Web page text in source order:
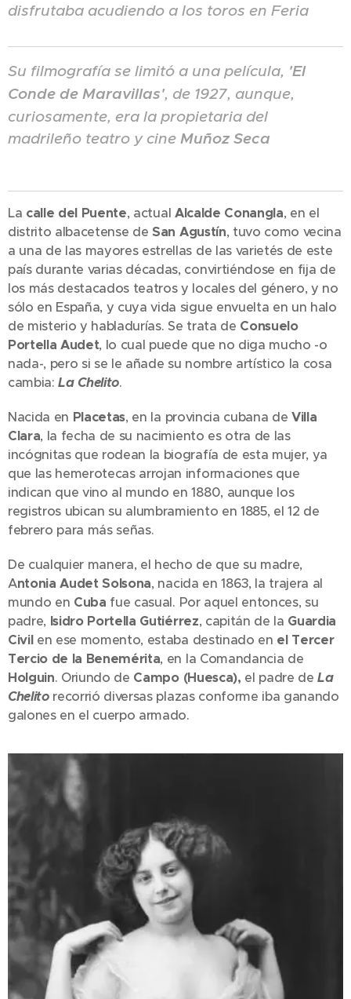
disfrutaba acudiendo a los toros en Feria
Su filmografía se limitó a una película, 'El
Conde de Maravillas', de 1927, aunque,
curiosamente, era la propietaria del
madrileño teatro y cine Muñoz Seca
La calle del Puente, actual Alcalde Conangla, en el
distrito albacetense de San Agustín, tuvo como vecina
a una de las mayores estrellas de las varietés de este
país durante varias décadas, convirtiéndose en fija de
los más destacados teatros y locales del género, y no
sólo en España, y cuya vida sigue envuelta en un halo
de misterio y habladurías. Se trata de Consuelo
Portella Audet, lo cual puede que no diga mucho -o
nada-, pero si se le añade su nombre artístico la cosa
cambia:La Chelito.
Nacida en Placetas, en la provincia cubana de Villa
Clara, la fecha de su nacimiento es otra de las
incógnitas que rodean la biografía de esta mujer, ya
que las hemerotecas arrojan informaciones que
indican que vino al mundo en 1880, aunque los
registros ubican su alumbramiento en 1885, el 12 de
febrero para más señas.
De cualquier manera, el hecho de que su madre,
Antonia Audet Solsona, nacida en 1863, la trajera al
mundo en Cuba fue casual. Por aquel entonces, su
padre, Isidro Portella Gutiérrez, capitán de la Guardia
Civilen ese momento, estaba destinado en el Tercer
Tercio de la Benemérita, en la Comandancia de
Holguin. Oriundo de Campo (Huesca), el padre deLa
Chelito recorrió diversas plazas conforme iba ganando
galones en el cuerpo armado.